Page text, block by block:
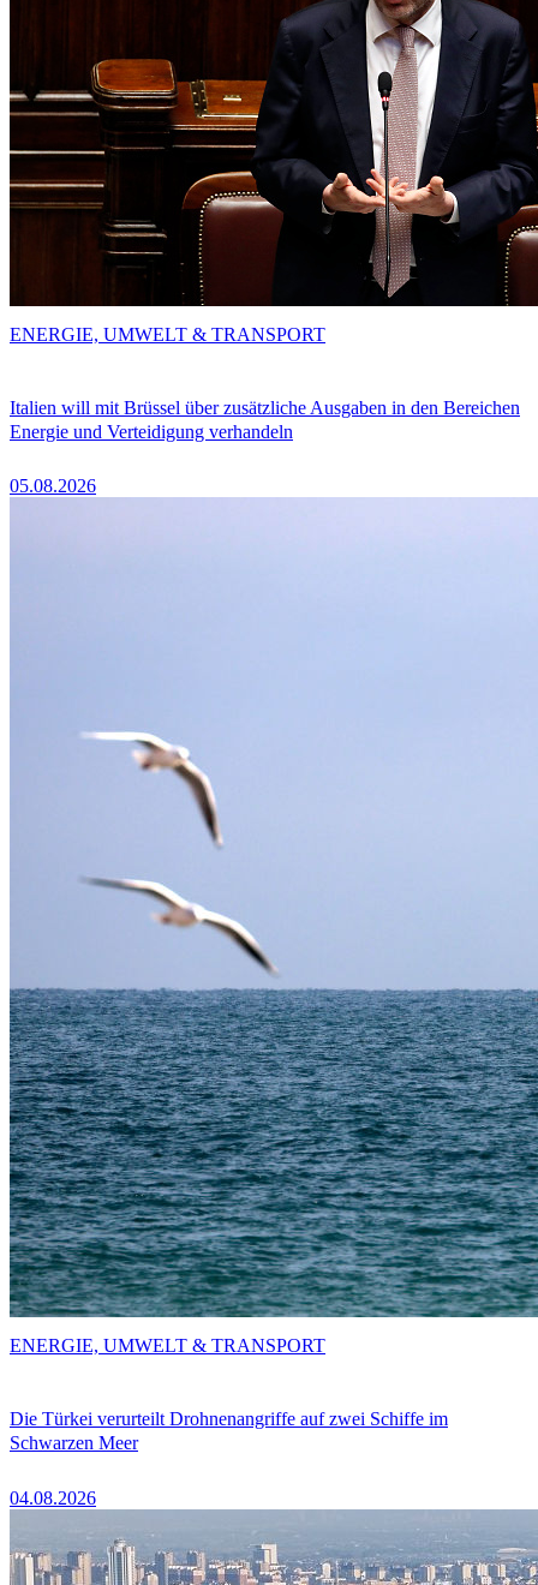
Italien will mit Brüssel über zusätzliche Ausgaben in den Bereichen
Energie und Verteidigung verhandeln
05.08.2026
ENERGIE, UMWELT & TRANSPORT
Die Türkei verurteilt Drohnenangriffe auf zwei Schiffe im
Schwarzen Meer
04.08.2026
ENERGIE, UMWELT & TRANSPORT